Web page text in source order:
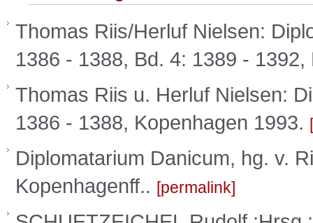
Thomas Riis/Herluf Nielsen:
1386 - 1388, Bd. 4: 1389 -
Thomas Riis u. Herluf Nielsen:
1386 - 1388, Kopenhagen 1993.
Diplomatarium Danicum, hg. v.
Kopenhagenff..
permalink